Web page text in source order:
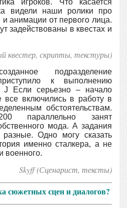
игроков. Что касается
видели наши ролики про
анимации от первого лица.
задействованы в квестах и
квестер, скрипты, текстуры)
подразделение
к выполнению
J Если серьезно – начало
включились в работу в
обстоятельствам.
параллельно занят
мода. А задания
Одно могу сказать
именно сталкера, а не
военного.
Skyff (Сценарист, тексты)
сюжетных сцен и диалогов?